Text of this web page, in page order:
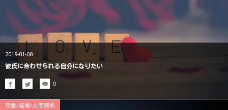
2019-01-08
彼氏に合わせられる自分になりたい
0
恋愛/結婚/人間関係